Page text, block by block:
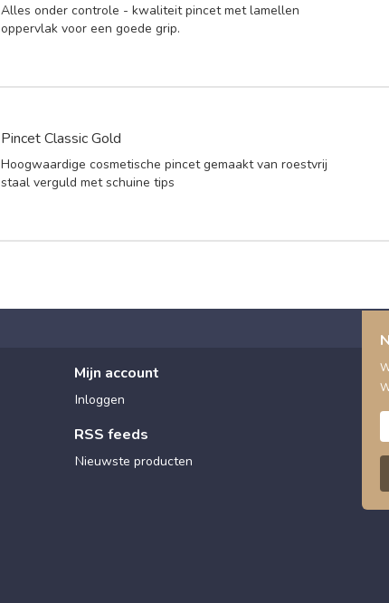
Alles onder controle - kwaliteit pincet met lamellen
oppervlak voor een goede grip.
Pincet Classic Gold
Hoogwaardige cosmetische pincet gemaakt van roestvrij
staal verguld met schuine tips
Mijn account
Inloggen
RSS feeds
Nieuwste producten